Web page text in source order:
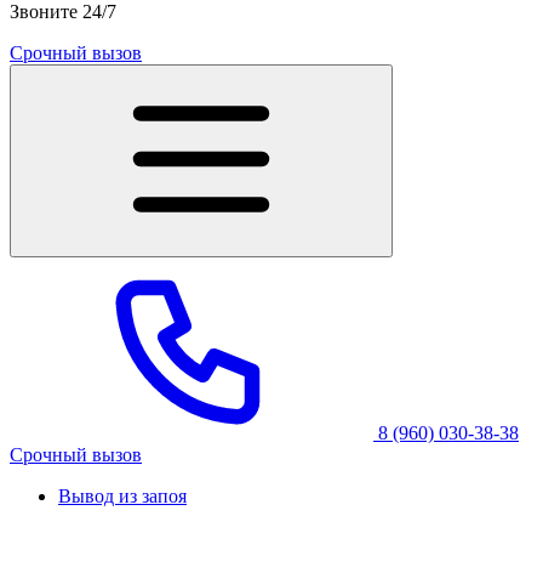
Звоните 24/7
Срочный вызов
8 (960) 030-38-38
Срочный вызов
Вывод из запоя